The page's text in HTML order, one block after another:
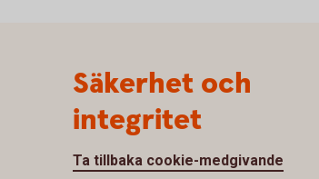
Säkerhet och
integritet
Ta tillbaka cookie-medgivande